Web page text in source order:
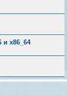
и х86_64